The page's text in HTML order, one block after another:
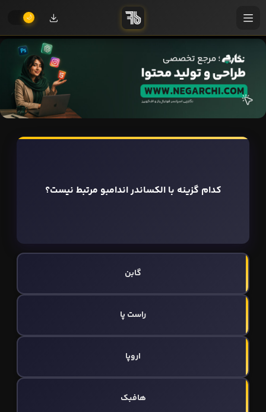
کدام گزینه با الکساندر اندامبو مرتبط نیست؟
گابن
راست پا
اروپا
هافبک